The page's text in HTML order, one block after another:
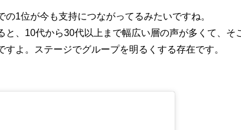
1位が今も支持につながってるみたいですね。
と、10代から30代以上まで幅広い層の声が多くて、そ
よ。ステージでグループを明るくする存在です。